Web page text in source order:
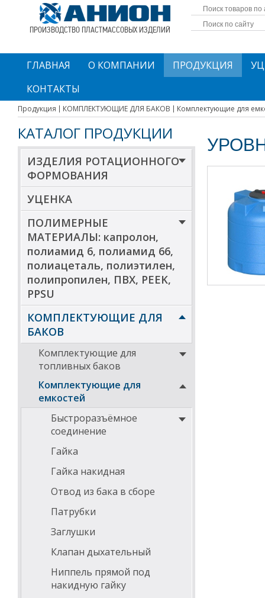
ПРОИЗВОДСТВО ПЛАСТМАССОВЫХ ИЗДЕЛИЙ
ГЛАВНАЯ О КОМПАНИИ ПРОДУКЦИЯ
КОНТАКТЫ
Продукция КОМПЛЕКТУЮЩИЕ ДЛЯ БАКОВ Комплектующие для
КАТАЛОГ ПРОДУКЦИИ
ИЗДЕЛИЯ РОТАЦИОННОГО
ФОРМОВАНИЯ
УЦЕНКА
ПОЛИМЕРНЫЕ
МАТЕРИАЛЫ: капролон,
полиамид 6, полиамид 66,
полиацеталь, полиэтилен,
полипропилен, ПВХ, PEEK,
PPSU
КОМПЛЕКТУЮЩИЕ ДЛЯ
БАКОВ
Комплектующие для
топливных баков
Комплектующие для
емкостей
Быстроразъёмное
соединение
Гайка
Гайка накидная
Отвод из бака в сборе
Патрубки
Заглушки
Клапан дыхательный
Ниппель прямой под
накидную гайку